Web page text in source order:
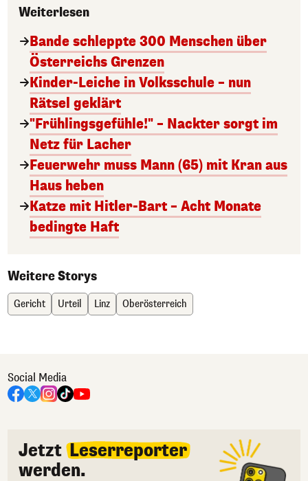
Weiterlesen
Bande schleppte 300 Menschen über
Österreichs Grenzen
Kinder-Leiche in Volksschule – nun
Rätsel geklärt
"Frühlingsgefühle!" – Nackter sorgt im
Netz für Lacher
Feuerwehr muss Mann (65) mit Kran aus
Haus heben
Katze mit Hitler-Bart – Acht Monate
bedingte Haft
Weitere Storys
Gericht Urteil Linz Oberösterreich
Social Media
Jetzt Leserreporter
werden.